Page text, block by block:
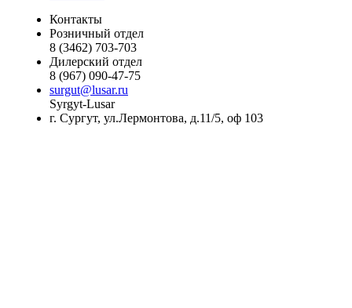
Контакты
Розничный отдел
8 (3462) 703-703
Дилерский отдел
8 (967) 090-47-75
surgut@lusar.ru
Syrgyt-Lusar
г. Сургут, ул.Лермонтова, д.11/5, оф 103